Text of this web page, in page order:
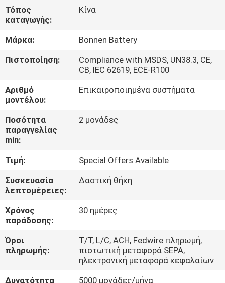
ΜΕ
ΕΜΆΣ
ΓΎΡΟΣ
ΕΡΓΟΣΤΑΣΊΩΝ
ΠΟΙΟΤΙΚΌΣ
ΈΛΕΓΧΟΣ
ΕΠΑΦΉ
ΝΈΑ
SITEMAP
ΠΟΛΙΤΙΚΉ
ΑΠΟΡΡΉΤΟΥ
Τόπος
καταγωγής:
Κίνα
Μάρκα:
Bonnen Battery
Πιστοποίηση:
Compliance with MSDS, UN38.3, CE,
CB, IEC 62619, ECE-R100
Αριθμό
μοντέλου:
Επικαιροποιημένα συστήματα
Ποσότητα
παραγγελίας
min:
2 μονάδες
Τιμή:
Special Offers Available
Συσκευασία
λεπτομέρειες:
Δαστική θήκη
Χρόνος
παράδοσης:
30 ημέρες
Όροι
πληρωμής:
Τ/Τ, L/C, ACH, Fedwire πληρωμή,
πιστωτική μεταφορά SEPA,
ηλεκτρονική μεταφορά κεφαλαίων
Δυνατότητα
5000 μονάδες/μήνα